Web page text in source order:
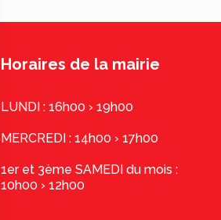
Horaires de la mairie
LUNDI : 16h00 › 19h00
MERCREDI : 14h00 › 17h00
1er et 3ème SAMEDI du mois :
10h00 › 12h00